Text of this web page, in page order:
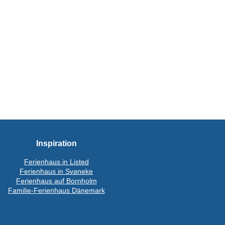
Inspiration
Ferienhaus in Listed
Ferienhaus in Svaneke
Ferienhaus auf Bornholm
Familie-Ferienhaus Dänemark